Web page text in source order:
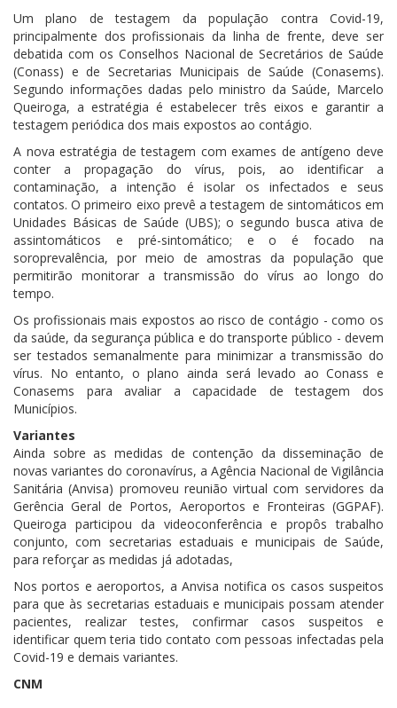
Um plano de testagem da população contra Covid-19,
principalmente dos profissionais da linha de frente, deve ser
debatida com os Conselhos Nacional de Secretários de Saúde
(Conass) e de Secretarias Municipais de Saúde (Conasems).
Segundo informações dadas pelo ministro da Saúde, Marcelo
Queiroga, a estratégia é estabelecer três eixos e garantir a
testagem periódica dos mais expostos ao contágio.
A nova estratégia de testagem com exames de antígeno deve
conter a propagação do vírus, pois, ao identificar a
contaminação, a intenção é isolar os infectados e seus
contatos. O primeiro eixo prevê a testagem de sintomáticos em
Unidades Básicas de Saúde (UBS); o segundo busca ativa de
assintomáticos e pré-sintomático; e o é focado na
soroprevalência, por meio de amostras da população que
permitirão monitorar a transmissão do vírus ao longo do
tempo.
Os profissionais mais expostos ao risco de contágio - como os
da saúde, da segurança pública e do transporte público - devem
ser testados semanalmente para minimizar a transmissão do
vírus. No entanto, o plano ainda será levado ao Conass e
Conasems para avaliar a capacidade de testagem dos
Municípios.
Variantes
Ainda sobre as medidas de contenção da disseminação de
novas variantes do coronavírus, a Agência Nacional de Vigilância
Sanitária (Anvisa) promoveu reunião virtual com servidores da
Gerência Geral de Portos, Aeroportos e Fronteiras (GGPAF).
Queiroga participou da videoconferência e propôs trabalho
conjunto, com secretarias estaduais e municipais de Saúde,
para reforçar as medidas já adotadas,
Nos portos e aeroportos, a Anvisa notifica os casos suspeitos
para que às secretarias estaduais e municipais possam atender
pacientes, realizar testes, confirmar casos suspeitos e
identificar quem teria tido contato com pessoas infectadas pela
Covid-19 e demais variantes.
CNM